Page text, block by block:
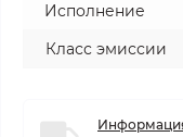
Исполнение
Класс эмиссии